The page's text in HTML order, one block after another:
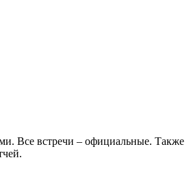
Все встречи – официальные. Также